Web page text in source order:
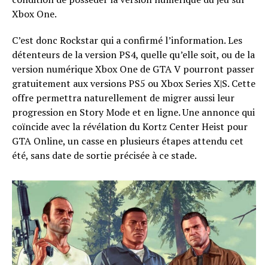
Xbox One.
C’est donc Rockstar qui a confirmé l’information. Les
détenteurs de la version PS4, quelle qu’elle soit, ou de la
version numérique Xbox One de GTA V pourront passer
gratuitement aux versions PS5 ou Xbox Series X|S. Cette
offre permettra naturellement de migrer aussi leur
progression en Story Mode et en ligne. Une annonce qui
coïncide avec la révélation du Kortz Center Heist pour
GTA Online, un casse en plusieurs étapes attendu cet
été, sans date de sortie précisée à ce stade.